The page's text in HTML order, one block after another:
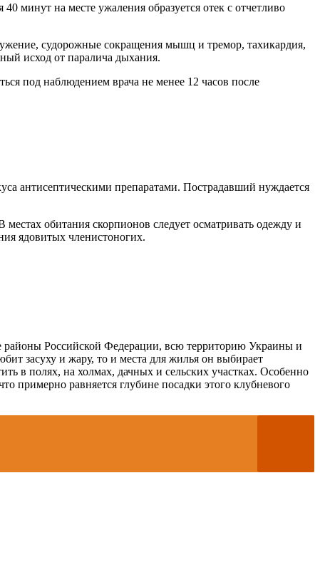
минут на месте ужаления образуется отек с отчетливо
судорожные сокращения мышц и тремор, тахикардия,
исход от паралича дыхания.
под наблюдением врача не менее 12 часов после
антисептическими препаратами. Пострадавший нуждается
обитания скорпионов следует осматривать одежду и
ядовитых членистоногих.
Российской Федерации, всю территорию Украины и
засуху и жару, то и места для жилья он выбирает
в полях, на холмах, дачных и сельских участках. Особенно
примерно равняется глубине посадки этого клубневого